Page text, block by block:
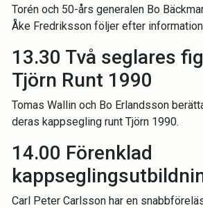
Torén och 50-års generalen Bo
Åke Fredriksson följer efter
13.30 Två seglares
Tjörn Runt 1990
Tomas Wallin och Bo Erlandsson
deras kappsegling runt Tjörn 1990.
14.00 Förenklad
Carl Peter Carlsson har en